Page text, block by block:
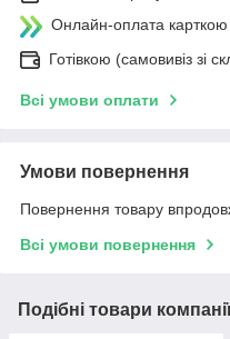
Онлайн-оплата
Готівкою (самовивіз зі
Всі умови оплати
Умови повернення
Повернення товару
Всі умови повернення
Подібні товари